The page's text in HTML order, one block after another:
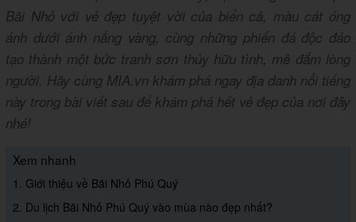
Bãi Nhỏ với vẻ đẹp tuyệt vời của biển cả, màu cát óng
ánh dưới ánh nắng vàng, cùng những phiến đá độc đáo
tạo thành một bức tranh sơn thủy hữu tình, mê đắm lòng
người. Hãy cùng MIA.vn khám phá ngay địa danh nổi tiếng
này trong bài viết sau để khám phá hết vẻ đẹp của nơi đây
nhé!
Xem nhanh
1. Giới thiệu về Bãi Nhỏ Phú Quý
2. Du lịch Bãi Nhỏ Phú Quý vào mùa nào đẹp nhất?